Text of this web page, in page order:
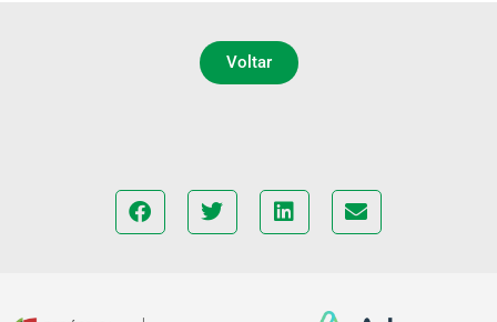
Voltar